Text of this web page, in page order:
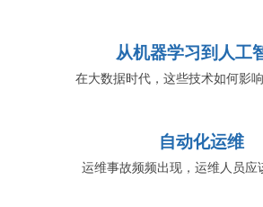
从机器学习到人工
在大数据时代，这些技术如何影
自动化运维
运维事故频频出现，运维人员应